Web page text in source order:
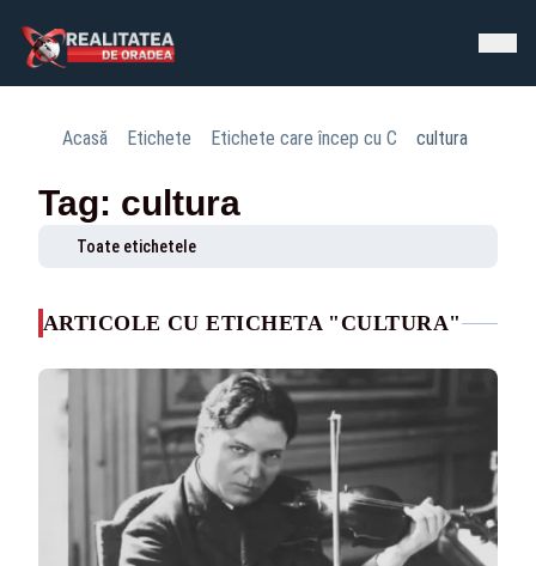
Acasă Etichete Etichete care încep cu C cultura
Tag: cultura
Toate etichetele
ARTICOLE CU ETICHETA "CULTURA"